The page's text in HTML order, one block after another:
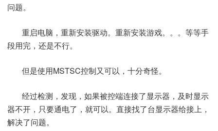
问题。
重启电脑，重新安装驱动。重新安装游戏。。。等等手
段用完，还是不行。
但是使用MSTSC控制又可以，十分奇怪。
经过检测，发现，如果被控端连接了显示器，及时显示
器不开，只要通电了，就可以。直接找了台显示器给接上，
解决了问题。